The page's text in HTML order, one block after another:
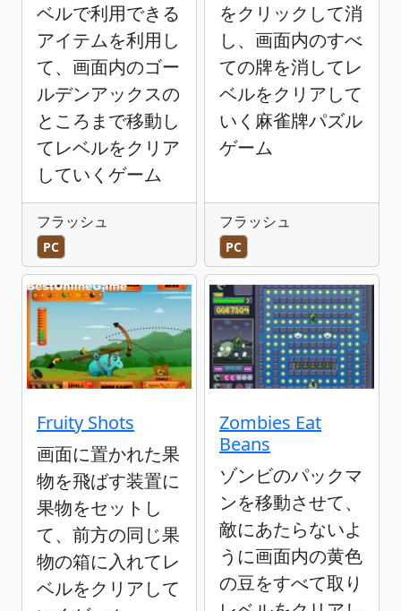
ベルで利用できる
アイテムを利用し
て、画面内のゴー
ルデンアックスの
ところまで移動し
てレベルをクリア
していくゲーム
フラッシュ
PC
をクリックして消
し、画面内のすべ
ての牌を消してレ
ベルをクリアして
いく麻雀牌パズル
ゲーム
フラッシュ
PC
Fruity Shots
画面に置かれた果
物を飛ばす装置に
果物をセットし
て、前方の同じ果
物の箱に入れてレ
ベルをクリアして
Zombies Eat
Beans
ゾンビのパックマ
ンを移動させて、
敵にあたらないよ
うに画面内の黄色
の豆をすべて取り